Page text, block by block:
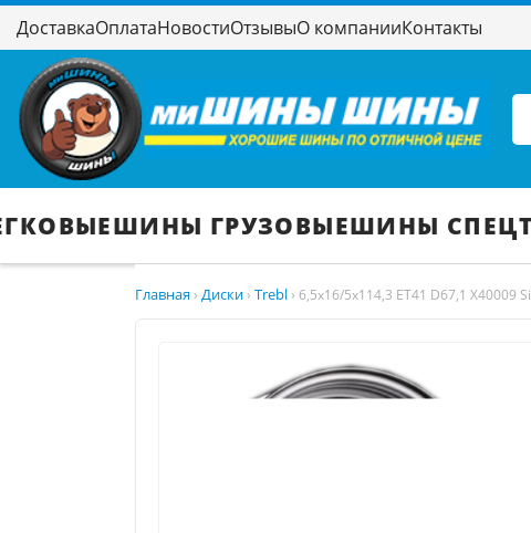
ДоставкаОплатаНовостиОтзывыО компанииКонтакты
ШИНЫ ГРУЗОВЫЕШИНЫ
Главная › Диски › Trebl › 6,5x16/5x114,3 ET41 D67,1 X40009